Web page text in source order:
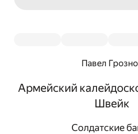
Павел
Армейский
Швейк
Солдатские